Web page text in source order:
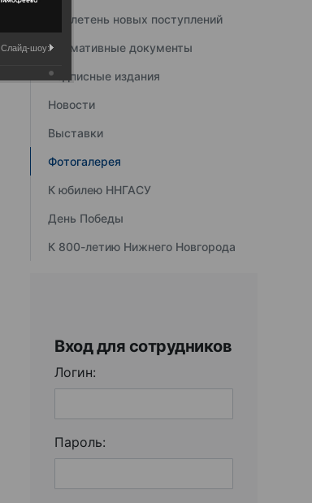
Бюллетень новых поступлений
Нормативные документы
Подписные издания
Новости
Выставки
Фотогалерея
К юбилею ННГАСУ
День Победы
К 800-летию Нижнего Новгорода
Вход для сотрудников
Логин:
Пароль:
Слайд-шоу: